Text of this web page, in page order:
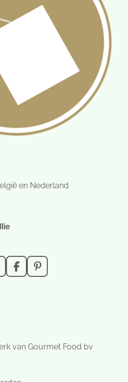
en Nederland
F
a
P
i
t
van Gourmet Food bv